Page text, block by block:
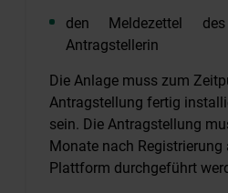
den Meldezettel des
Antragstellerin
Die Anlage muss zum
Antragstellung fertig
sein. Die Antragstellung
Monate nach Registrierung
Plattform durchgeführt